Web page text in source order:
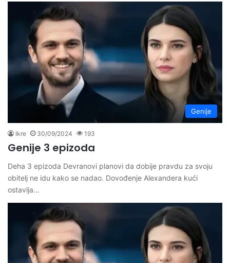
Genije
Ikre 30/09/2024 193
Genije 3 epizoda
Deha 3 epizoda Devranovi planovi da dobije pravdu za svoju
obitelj ne idu kako se nadao. Dovođenje Alexandera kući
ostavlja…